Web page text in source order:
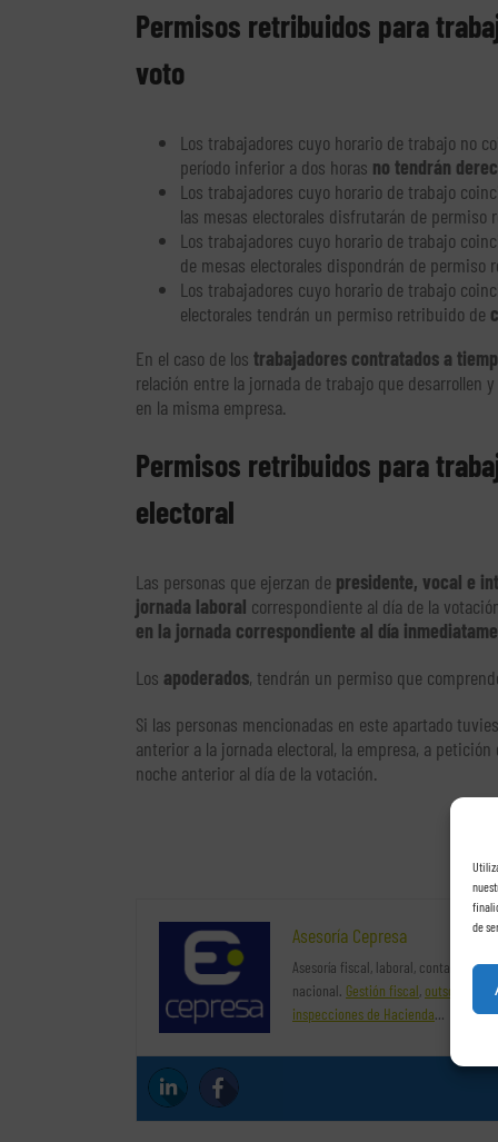
de
Permisos retribuidos para
voto
Los trabajadores cuyo horario de trabajo no
período inferior a dos horas no tendrán
Los trabajadores cuyo horario de trabajo
las mesas electorales disfrutarán de permiso
Los trabajadores cuyo horario de trabajo
de mesas electorales dispondrán de permiso
Los trabajadores cuyo horario de trabajo
electorales tendrán un permiso retribuido de
En el caso de los trabajadores contratados a
relación entre la jornada de trabajo que desarrollen
en la misma empresa.
Permisos retribuidos para
electoral
Las personas que ejerzan de presidente, vocal e
jornada laboral correspondiente al día de la
en la jornada correspondiente al día
Los apoderados, tendrán un permiso que
Si las personas mencionadas en este apartado
anterior a la jornada electoral, la empresa, a
noche anterior al día de la votación.
Asesoría Cepresa
Asesoría fiscal, laboral, contable y
nacional. Gestión fiscal, outsourcing
inspecciones de Hacienda…